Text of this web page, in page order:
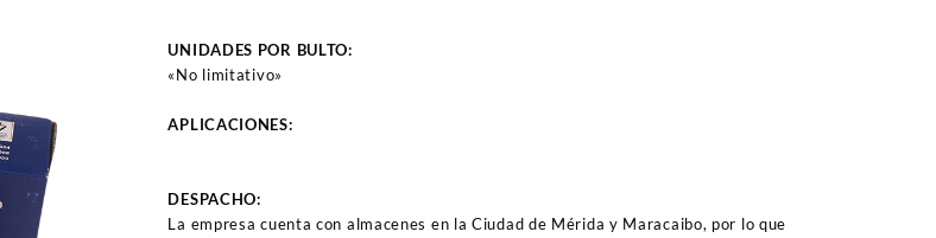
UNIDADES POR BULTO:
«No limitativo»
APLICACIONES:
DESPACHO:
La empresa cuenta con almacenes en la Ciudad de Mérida y Maracaibo, por lo que